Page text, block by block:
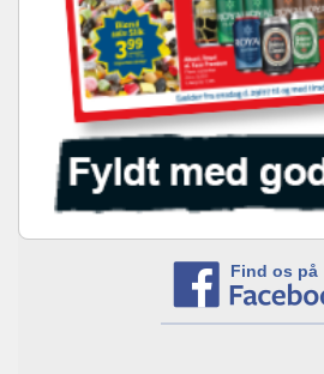
Find os på